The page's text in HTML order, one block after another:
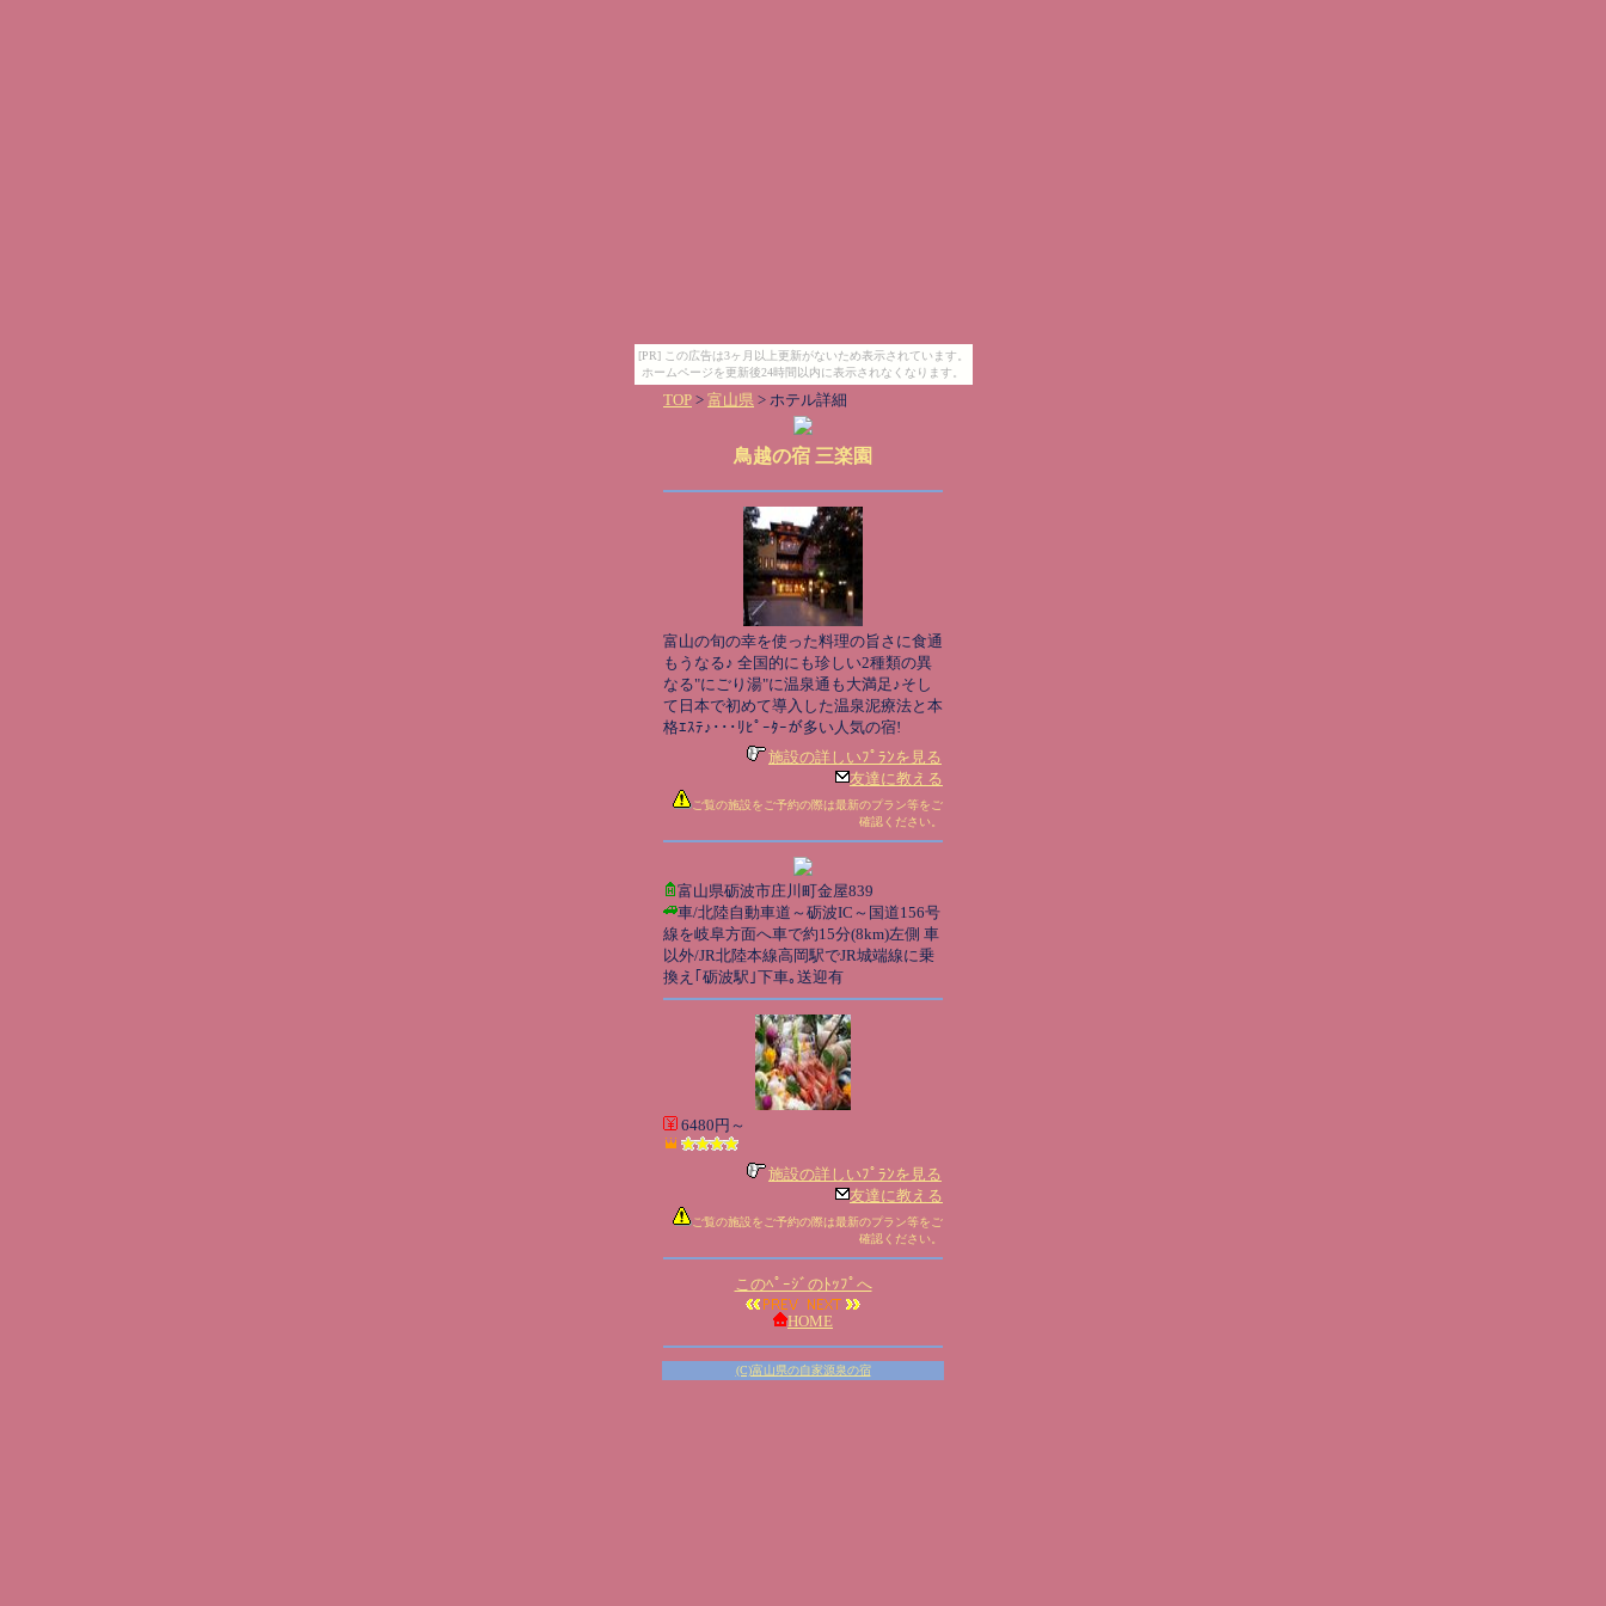
[PR] この広告は3ヶ月以上更新がないため表示されています。
ホームページを更新後24時間以内に表示されなくなります。
TOP > 富山県 > ホテル詳細
鳥越の宿 三楽園
富山の旬の幸を使った料理の旨さに食通
もうなる♪ 全国的にも珍しい2種類の異
なる"にごり湯"に温泉通も大満足♪そし
て日本で初めて導入した温泉泥療法と本
格ｴｽﾃ♪･･･ﾘﾋﾟｰﾀｰが多い人気の宿!
施設の詳しいﾌﾟﾗﾝを見る
友達に教える
ご覧の施設をご予約の際は最新のプラン等をご
確認ください。
富山県砺波市庄川町金屋839
車/北陸自動車道～砺波IC～国道156号
線を岐阜方面へ車で約15分(8km)左側 車
以外/JR北陸本線高岡駅でJR城端線に乗
換え｢砺波駅｣下車｡送迎有
6480円～
施設の詳しいﾌﾟﾗﾝを見る
友達に教える
ご覧の施設をご予約の際は最新のプラン等をご
確認ください。
このﾍﾟｰｼﾞのﾄｯﾌﾟへ
HOME
(C)富山県の自家源泉の宿